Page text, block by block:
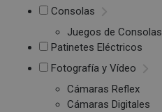
Consolas
Juegos de Consolas
Patinetes Eléctricos
Fotografía y Vídeo
Cámaras Reflex
Cámaras Digitales